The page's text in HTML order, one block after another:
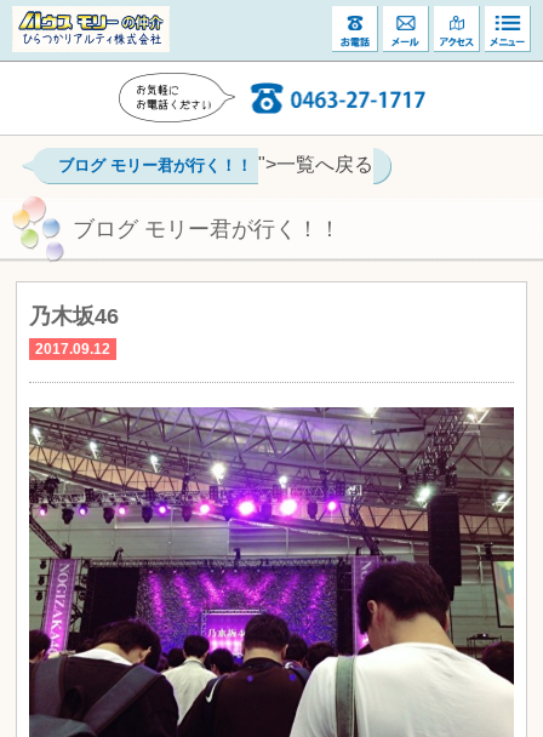
ブログ モリー君が行く！！ ">一覧へ戻る
ブログ モリー君が行く！！
乃木坂46
2017.09.12